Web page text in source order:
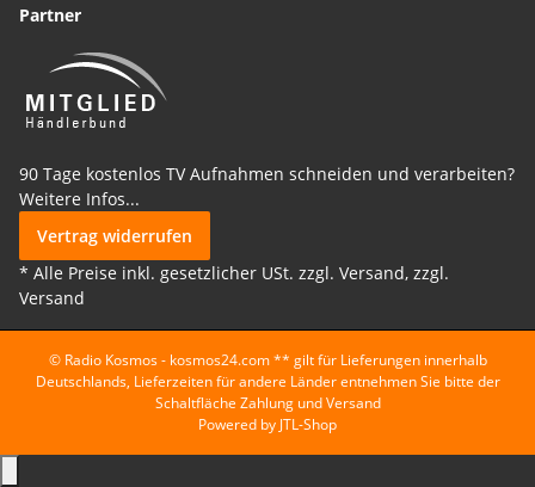
Partner
90 Tage kostenlos TV Aufnahmen schneiden und verarbeiten?
Weitere Infos...
Vertrag widerrufen
* Alle Preise inkl. gesetzlicher USt. zzgl. Versand, zzgl.
Versand
© Radio Kosmos - kosmos24.com ** gilt für Lieferungen innerhalb
Deutschlands, Lieferzeiten für andere Länder entnehmen Sie bitte der
Schaltfläche Zahlung und Versand
Powered by JTL-Shop